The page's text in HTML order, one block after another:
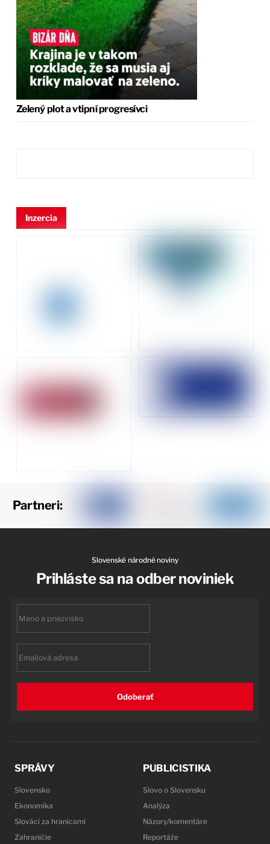
Zelený plot a vtipní progresívci
Inzercia
Partneri:
Slovenské národné noviny
Prihláste sa na odber noviniek
Odoberať
SPRÁVY
Slovensko
Ekonomika
Slováci za hranicami
Zahraničie
PUBLICISTIKA
Slovo o Slovensku
Analýza
Názory/komentáre
Reportáže